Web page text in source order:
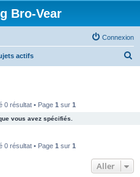
Bro-Vear
Connexion
actifs
e
0 résultat • Page 1 sur 1
vous avez spécifiés.
0 résultat • Page 1 sur 1
Aller